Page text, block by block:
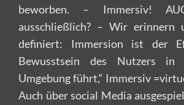
beworben. – Immersiv!
ausschließlich? – Wir erinnern
definiert: Immersion ist der
Bewusstsein des Nutzers in
Umgebung führt,“ Immersiv
Auch über social Media